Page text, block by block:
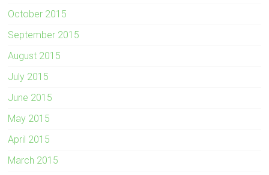
October 2015
September 2015
August 2015
July 2015
June 2015
May 2015
April 2015
March 2015